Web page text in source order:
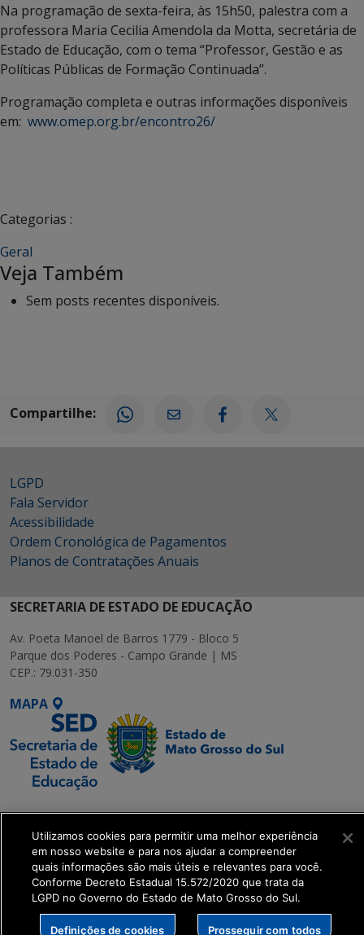
Na programação de sexta-feira, às 15h50, palestra com a
professora Maria Cecilia Amendola da Motta, secretária de
Estado de Educação, com o tema “Professor, Gestão e as
Políticas Públicas de Formação Continuada”.
Programação completa e outras informações disponíveis
em: www.omep.org.br/encontro26/
Categorias :
Geral
Veja Também
Sem posts recentes disponíveis.
Compartilhe:
LGPD
Fala Servidor
Acessibilidade
Ordem Cronológica de Pagamentos
Planos de Contratações Anuais
SECRETARIA DE ESTADO DE EDUCAÇÃO
Av. Poeta Manoel de Barros 1779 - Bloco 5
Parque dos Poderes - Campo Grande | MS
CEP.: 79.031-350
MAPA
SETDIG | Secretaria-
Executiva de
Transformação Digital
get_footer();
Utilizamos cookies para permitir uma melhor experiência
em nosso website e para nos ajudar a compreender
quais informações são mais úteis e relevantes para você.
Conforme Decreto Estadual 15.572/2020 que trata da
LGPD no Governo do Estado de Mato Grosso do Sul.
Definições de cookies Prosseguir com todos